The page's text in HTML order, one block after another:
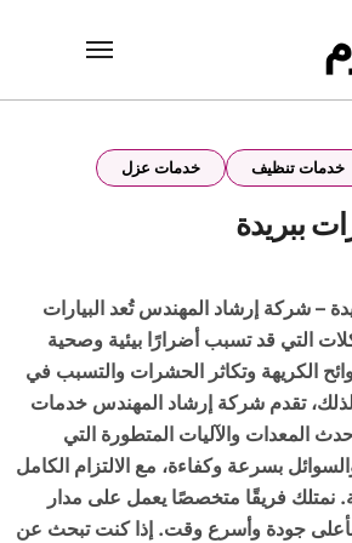
خدمات تنظيف خدمات عزل
ببريدة
التي قد تسبب أضرارًا بيئية وصحية
الكريهة وتكاثر الحشرات والتسبب في
تقدم شركة إرشاد المهندس خدمات
المعدات والآليات المتطورة التي
بسرعة وكفاءة، مع الالتزام الكامل
نمتلك فريقًا متخصصًا يعمل على مدار
بأعلى جودة وأسرع وقت. إذا كنت تبحث عن